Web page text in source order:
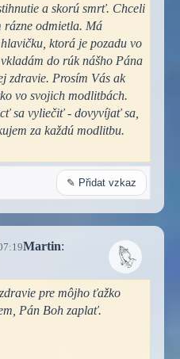
a skorú smrť. Chceli
rázne odmietla. Má
ktorá je pozadu vo
do rúk nášho Pána
zdravie. Prosím Vás ak
vo svojich modlitbách.
sa vyliečiť - dovyvíjať sa,
za každú modlitbu.
✎ Přidat vzkaz
Martin:
pre môjho ťažko
Pán Boh zaplať.